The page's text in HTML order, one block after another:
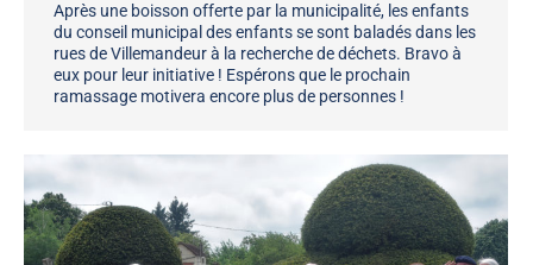
Après une boisson offerte par la municipalité, les enfants
du conseil municipal des enfants se sont baladés dans les
rues de Villemandeur à la recherche de déchets. Bravo à
eux pour leur initiative ! Espérons que le prochain
ramassage motivera encore plus de personnes !